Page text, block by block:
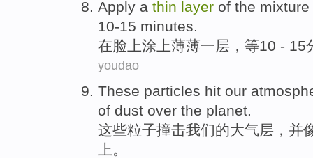
Apply a thin layer of the mixture
10-15 minutes
在 脸上涂上薄薄一层 ，等10 - 15
youdao
These particles hit our
of dust over the planet.
这些粒子撞击我们的大气层 ， 并
上。